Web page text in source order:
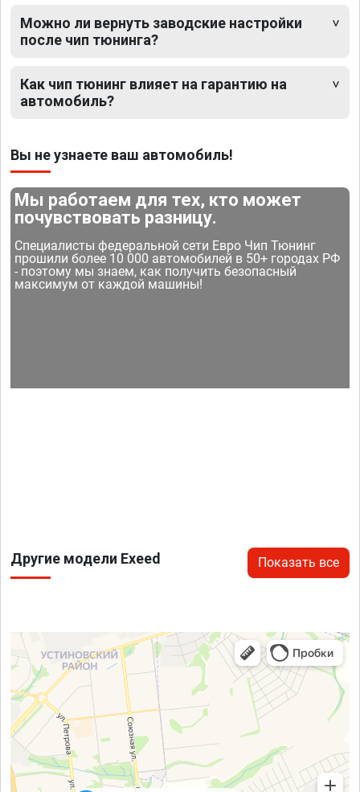
Можно ли вернуть заводские настройки
после чип тюнинга?
Как чип тюнинг влияет на гарантию на
автомобиль?
Вы не узнаете ваш автомобиль!
Мы работаем для тех, кто может
почувствовать разницу.
Специалисты федеральной сети Евро Чип Тюнинг
прошили более 10 000 автомобилей в 50+ городах РФ
- поэтому мы знаем, как получить безопасный
максимум от каждой машины!
Другие модели Exeed Показать все